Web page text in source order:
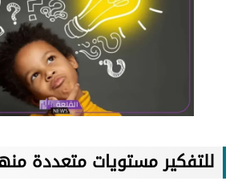
للتفكير مستويات متعددة